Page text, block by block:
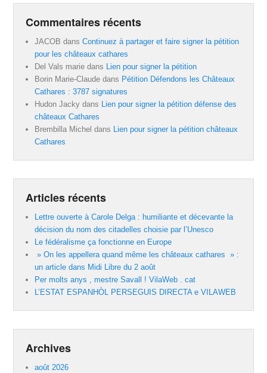
Commentaires récents
JACOB dansContinuez à partager et faire signer la pétition
pour les châteaux cathares
Del Vals marie dans
Lien pour signer la pétition
Borin Marie-Claude dans Pétition Défendons les Châteaux
Cathares : 3787 signatures
Hudon Jacky dans
Lien pour signer la pétition défense des
châteaux Cathares
Brembilla Michel dans
Lien pour signer la pétition châteaux
Cathares
Articles récents
Lettre ouverte à Carole Delga : humiliante et décevante la
décision du nom des citadelles choisie par l’Unesco
Le fédéralisme ça fonctionne en Europe
» On les appellera quand même les châteaux cathares » :
un article dans Midi Libre du 2 août
Per molts anys , mestre Savall ! VilaWeb . cat
L’ESTAT ESPANHÒL PERSEGUIS DIRECTA e VILAWEB
Archives
août 2026